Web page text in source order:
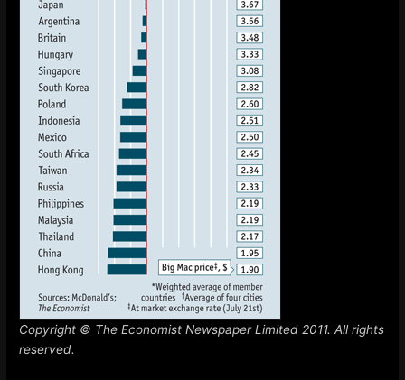
Copyright © The Economist Newspaper Limited 2011. All rights
reserved.